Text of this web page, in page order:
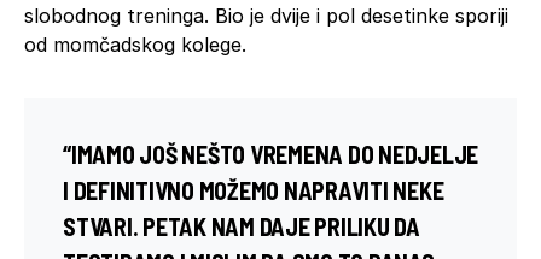
slobodnog treninga. Bio je dvije i pol desetinke sporiji
od momčadskog kolege.
“IMAMO JOŠ NEŠTO VREMENA DO NEDJELJE
I DEFINITIVNO MOŽEMO NAPRAVITI NEKE
STVARI. PETAK NAM DAJE PRILIKU DA